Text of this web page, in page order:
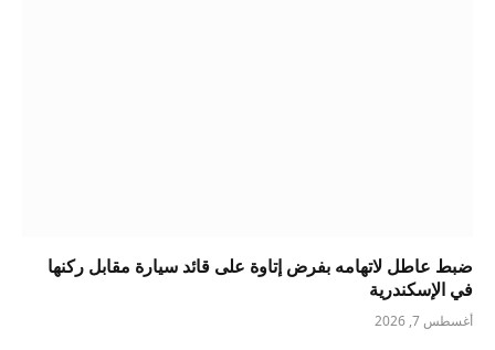
ضبط عاطل لاتهامه بفرض إتاوة على قائد سيارة مقابل ركنها
في الإسكندرية
أغسطس 7, 2026